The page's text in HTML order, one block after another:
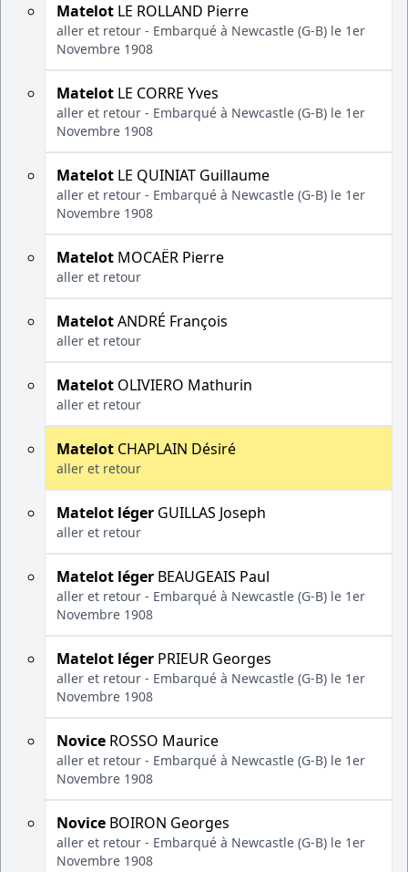
Matelot LE ROLLAND Pierre
aller et retour - Embarqué à Newcastle (G-B) le 1er
Novembre 1908
Matelot LE CORRE Yves
aller et retour - Embarqué à Newcastle (G-B) le 1er
Novembre 1908
Matelot LE QUINIAT Guillaume
aller et retour - Embarqué à Newcastle (G-B) le 1er
Novembre 1908
Matelot MOCAËR Pierre
aller et retour
MatelotANDRÉ François
aller et retour
Matelot OLIVIERO Mathurin
aller et retour
Matelot CHAPLAIN Désiré
aller et retour
Matelot léger GUILLAS Joseph
aller et retour
Matelot léger BEAUGEAIS Paul
aller et retour - Embarqué à Newcastle (G-B) le 1er
Novembre 1908
Matelot léger PRIEUR Georges
aller et retour - Embarqué à Newcastle (G-B) le 1er
Novembre 1908
Novice ROSSO Maurice
aller et retour - Embarqué à Newcastle (G-B) le 1er
Novembre 1908
Novice BOIRON Georges
aller et retour - Embarqué à Newcastle (G-B) le 1er
Novembre 1908